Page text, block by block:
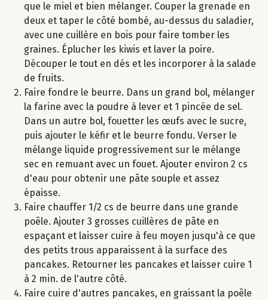
que le miel et bien mélanger. Couper la grenade en
deux et taper le côté bombé, au-dessus du saladier,
avec une cuillère en bois pour faire tomber les
graines. Éplucher les kiwis et laver la poire.
Découper le tout en dés et les incorporer à la salade
de fruits.
Faire fondre le beurre. Dans un grand bol, mélanger
la farine avec la poudre à lever et 1 pincée de sel.
Dans un autre bol, fouetter les œufs avec le sucre,
puis ajouter le kéfir et le beurre fondu. Verser le
mélange liquide progressivement sur le mélange
sec en remuant avec un fouet. Ajouter environ 2 cs
d'eau pour obtenir une pâte souple et assez
épaisse.
Faire chauffer 1/2 cs de beurre dans une grande
poêle. Ajouter 3 grosses cuillères de pâte en
espaçant et laisser cuire à feu moyen jusqu'à ce que
des petits trous apparaissent à la surface des
pancakes. Retourner les pancakes et laisser cuire 1
à 2 min. de l'autre côté.
Faire cuire d'autres pancakes, en graissant la poêle